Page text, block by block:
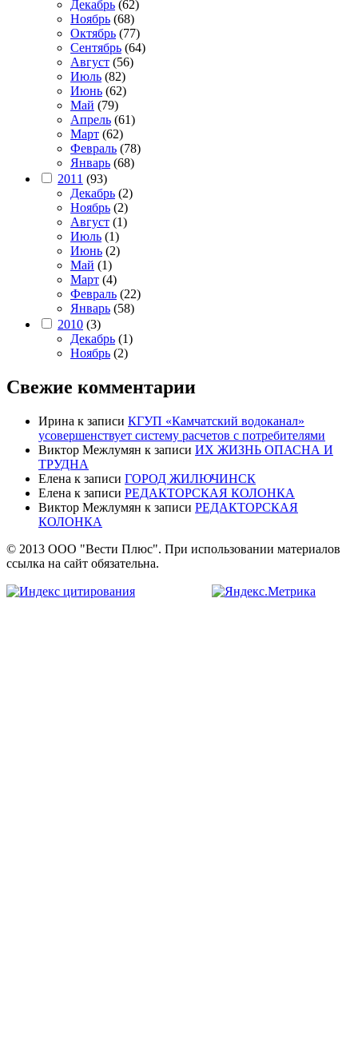
Декабрь (62)
Ноябрь (68)
Октябрь (77)
Сентябрь (64)
Август (56)
Июль (82)
Июнь (62)
Май (79)
Апрель (61)
Март (62)
Февраль (78)
Январь (68)
2011 (93)
Декабрь (2)
Ноябрь (2)
Август (1)
Июль (1)
Июнь (2)
Май (1)
Март (4)
Февраль (22)
Январь (58)
2010 (3)
Декабрь (1)
Ноябрь (2)
Свежие комментарии
Ирина к записи КГУП «Камчатский водоканал»
усовершенствует систему расчетов с потребителями
Виктор Межлумян к записи ИХ ЖИЗНЬ ОПАСНА И
ТРУДНА
Елена к записи ГОРОД ЖИЛЮЧИНСК
Елена к записи РЕДАКТОРСКАЯ КОЛОНКА
Виктор Межлумян к записи РЕДАКТОРСКАЯ
КОЛОНКА
© 2013 ООО "Вести Плюс". При использовании материалов
ссылка на сайт обязательна.